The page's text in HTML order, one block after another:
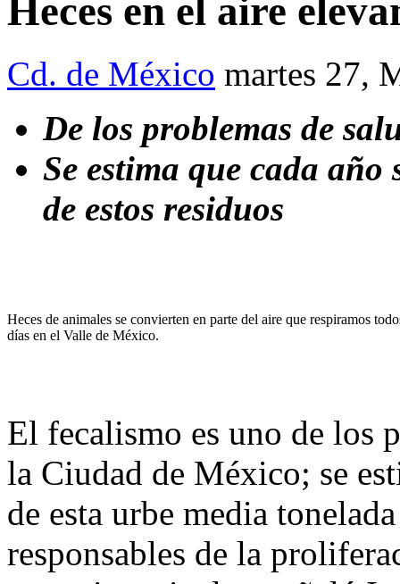
Heces en el aire
Cd. de México martes 27,
De los problemas de
Se estima que cada
de estos residuos
Heces de animales se convierten en parte del aire que respiramos
días en el Valle de México.
El fecalismo es uno de los
la Ciudad de México; se
de esta urbe media
responsables de la